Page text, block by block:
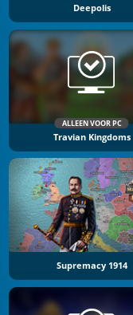
Deepolis
ALLEEN VOOR PC
Travian Kingdoms
Supremacy 1914